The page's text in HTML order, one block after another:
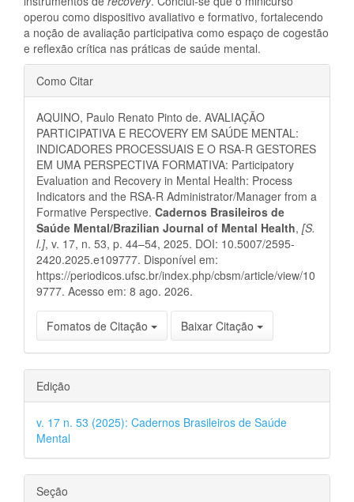
operou como dispositivo avaliativo e formativo, fortalecendo
a noção de avaliação participativa como espaço de cogestão
e reflexão crítica nas práticas de saúde mental.
Detalhes
do
artigo
Como Citar
AQUINO, Paulo Renato Pinto de. AVALIAÇÃO
PARTICIPATIVA E RECOVERY EM SAÚDE MENTAL:
INDICADORES PROCESSUAIS E O RSA-R GESTORES
EM UMA PERSPECTIVA FORMATIVA: Participatory
Evaluation and Recovery in Mental Health: Process
Indicators and the RSA-R Administrator/Manager from a
Formative Perspective. Cadernos Brasileiros de
Saúde Mental/Brazilian Journal of Mental Health, [S.
l.], v. 17, n. 53, p. 44–54, 2025. DOI: 10.5007/2595-
2420.2025.e109777. Disponível em:
https://periodicos.ufsc.br/index.php/cbsm/article/view/10
9777. Acesso em: 8 ago. 2026.
Fomatos de Citação Baixar Citação
Edição
v. 17 n. 53 (2025): Cadernos Brasileiros de Saúde
Mental
Seção